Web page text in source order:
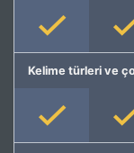
Kelime türleri ve